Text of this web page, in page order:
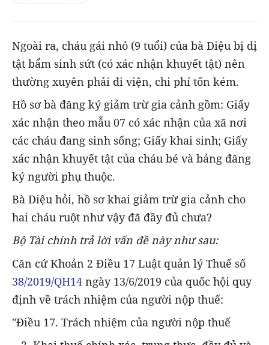
Ngoài ra, cháu gái nhỏ (9 tuổi) của bà Diệu bị dị
tật bẩm sinh sứt (có xác nhận khuyết tật) nên
thường xuyên phải đi viện, chi phí tốn kém.
Hồ sơ bà đăng ký giảm trừ gia cảnh gồm: Giấy
xác nhận theo mẫu 07 có xác nhận của xã nơi
các cháu đang sinh sống; Giấy khai sinh; Giấy
xác nhận khuyết tật của cháu bé và bảng đăng
ký người phụ thuộc.
Bà Diệu hỏi, hồ sơ khai giảm trừ gia cảnh cho
hai cháu ruột như vậy đã đầy đủ chưa?
Bộ Tài chính trả lời vấn đề này như sau:
Căn cứ Khoản 2 Điều 17 Luật quản lý Thuế số
38/2019/QH14 ngày 13/6/2019 của quốc hội quy
định về trách nhiệm của người nộp thuế:
"Điều 17. Trách nhiệm của người nộp thuế